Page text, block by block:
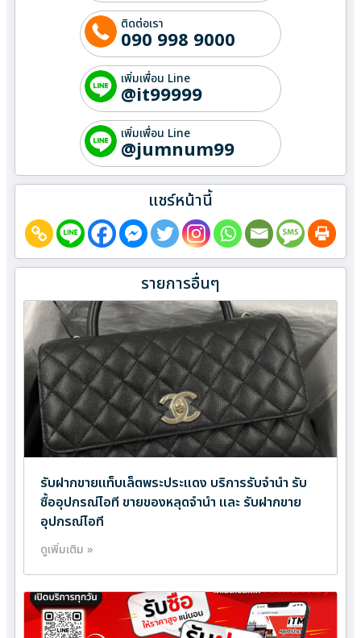
ติดต่อเรา
090 998 9000
เพิ่มเพื่อน Line
@it99999
เพิ่มเพื่อน Line
@jumnum99
แชร์หน้านี้
รายการอื่นๆ
รับฝากขายแท็บเล็ตพระประแดง บริการรับจำนำ รับ
ซื้ออุปกรณ์ไอที ขายของหลุดจำนำ และ รับฝากขาย
อุปกรณ์ไอที
ดูเพิ่มเติม »